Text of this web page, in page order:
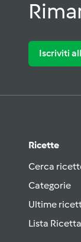
Iscriviti
Ricette
Cerca
Categorie
Ultime
Lista